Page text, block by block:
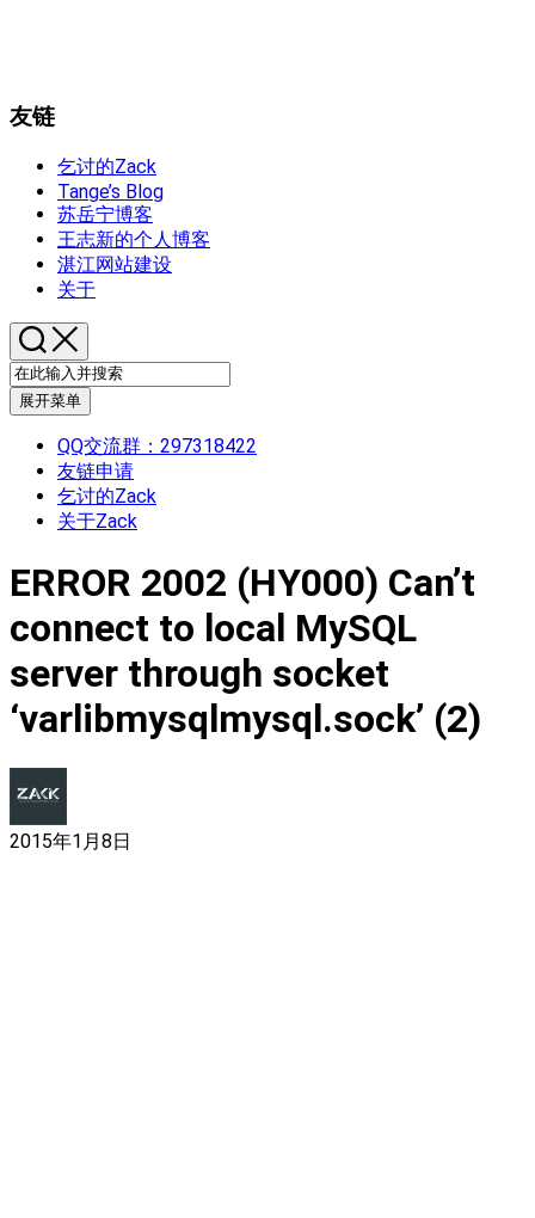
友链
乞讨的Zack
Tange’s Blog
苏岳宁博客
王志新的个人博客
湛江网站建设
关于
展开菜单
QQ交流群：297318422
友链申请
乞讨的Zack
关于Zack
ERROR 2002 (HY000) Can’t
connect to local MySQL
server through socket
‘varlibmysqlmysql.sock’ (2)
2015年1月8日